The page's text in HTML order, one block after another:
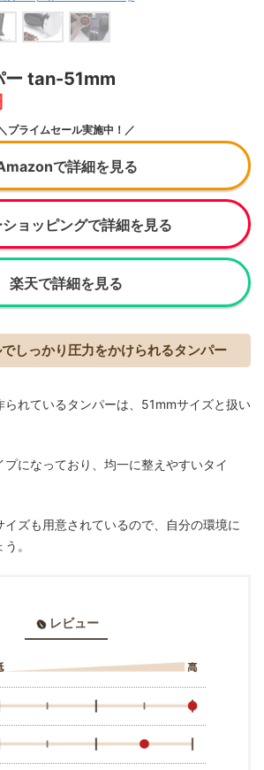
ー tan-51mm
プライムセール実施中！／
で詳細を見る
ョッピングで詳細を見る
楽天で詳細を見る
しっかり圧力をかけられるタンパー
られているタンパーは、51mmサイズと扱い
プになっており、均一に整えやすいタイ
ズも用意されているので、自分の環境に
。
レビュー